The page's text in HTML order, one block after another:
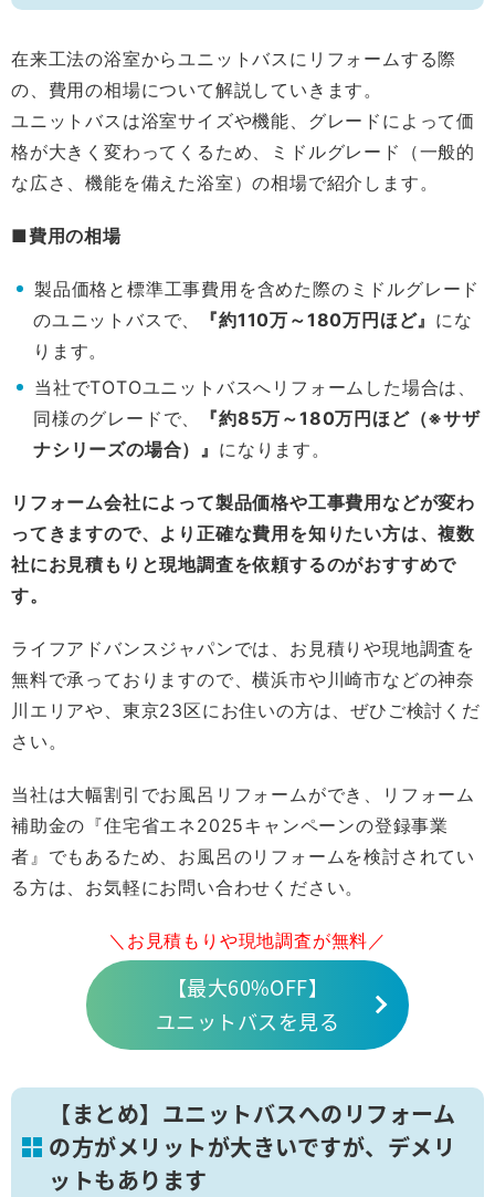
在来工法の浴室からユニットバスにリフォームする際
の、費用の相場について解説していきます。
ユニットバスは浴室サイズや機能、グレードによって価
格が大きく変わってくるため、ミドルグレード（一般的
な広さ、機能を備えた浴室）の相場で紹介します。
■費用の相場
製品価格と標準工事費用を含めた際のミドルグレード
のユニットバスで、
『約110万～180万円ほど』 にな
ります。
当社でTOTOユニットバスへリフォームした場合は、
同様のグレードで、
『約85万～180万円ほど（※サザ
ナシリーズの場合）』 になります。
リフォーム会社によって製品価格や工事費用などが変わ
ってきますので、より正確な費用を知りたい方は、複数
社にお見積もりと現地調査を依頼するのがおすすめで
す。
ライフアドバンスジャパンでは、お見積りや現地調査を
無料で承っておりますので、横浜市や川崎市などの神奈
川エリアや、東京23区にお住いの方は、ぜひご検討くだ
さい。
当社は大幅割引でお風呂リフォームができ、リフォーム
補助金の『住宅省エネ2025キャンペーンの登録事業
者』でもあるため、お風呂のリフォームを検討されてい
る方は、お気軽にお問い合わせください。
＼お見積もりや現地調査が無料／
【最大60%OFF】
ユニットバスを見る
【まとめ】ユニットバスへのリフォーム
の方がメリットが大きいですが、デメリ
ットもあります